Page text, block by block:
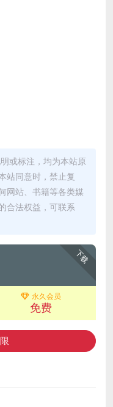
或标注，均为本站原
站同意时，禁止复
网站、书籍等各类媒
合法权益，可联系
下载
永久会员
免费